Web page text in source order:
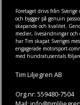
Företaget drivs från Sverige
och bygger på genuin
skapande och kvalitet.
medier, livesändningar och
har Tim skapat Sveriges
engagerade motorsport-
med hundratusentals
Tim Liljegren AB
Org.nr: 559480-7504